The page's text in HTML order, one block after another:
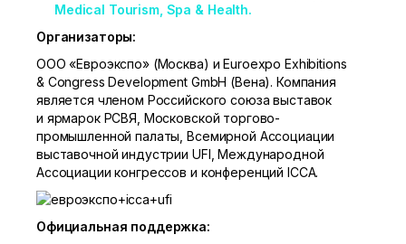
Medical Tourism, Spa & Health.
Организаторы:
ООО «Евроэкспо» (Москва) и Euroexpo Exhibitions
& Congress Development GmbH (Вена). Компания
является членом Российского союза выставок
и ярмарок РСВЯ, Московской торгово-
промышленной палаты, Всемирной Ассоциации
выставочной индустрии UFI, Международной
Ассоциации конгрессов и конференций ICCA.
Официальная поддержка: